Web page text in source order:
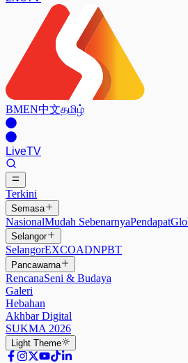
BMEN中文தமிழ்
LiveTV
Terkini
Semasa
NasionalMudah SebenarnyaPendapat
Selangor
SelangorEXCOADNPBT
Pancawarna
RencanaSeni & Budaya
Galeri
Hebahan
Akhbar Digital
SUKMA 2026
Light Theme